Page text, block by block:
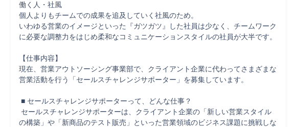
働く人・社風
個人よりもチームでの成果を追及していく社風のため。
いわゆる営業のイメージといった『ガツガツ』した社員は少なく、チームワーク
に必要な調整力をはじめ柔和なコミュニケーションスタイルの社員が大半です。
【仕事内容】
現在、営業アウトソーシング事業部で、クライアント企業に代わってさまざまな
営業活動を行う「セールスチャレンジサポーター」を募集しています。
の構築」や「新商品のテスト販売」といった営業領域のビジネス課題に挑戦しな